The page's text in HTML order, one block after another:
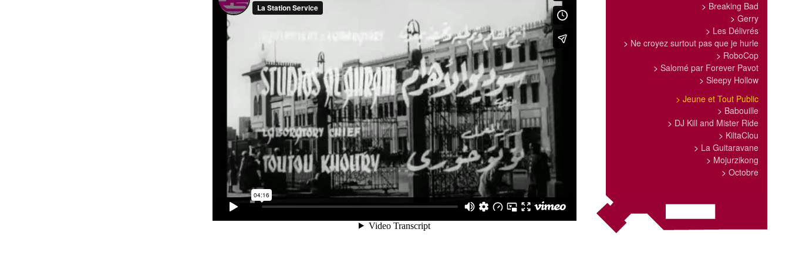
> Breaking Bad
> Gerry
> Les Délivrés
> Ne croyez surtout pas que je hurle
> RoboCop
> Salomé par Forever Pavot
> Sleepy Hollow
> Jeune et Tout Public
> Babouille
> DJ Kill and Mister Ride
> KiltaClou
> La Guitaravane
> Mojurzikong
> Octobre